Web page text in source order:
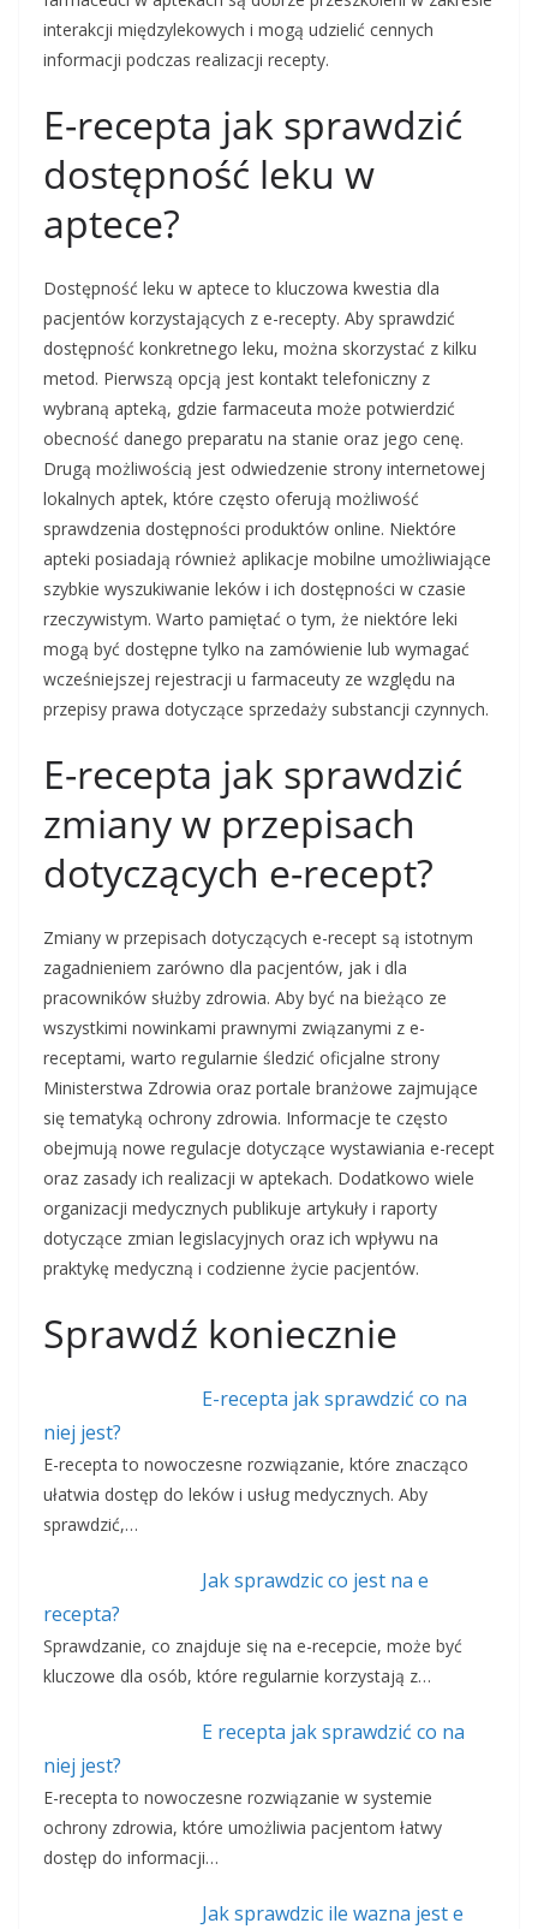
interakcji międzylekowych i mogą udzielić cennych
informacji podczas realizacji recepty.
E-recepta jak sprawdzić
dostępność leku w
aptece?
Dostępność leku w aptece to kluczowa kwestia dla
pacjentów korzystających z e-recepty. Aby sprawdzić
dostępność konkretnego leku, można skorzystać z kilku
metod. Pierwszą opcją jest kontakt telefoniczny z
wybraną apteką, gdzie farmaceuta może potwierdzić
obecność danego preparatu na stanie oraz jego cenę.
Drugą możliwością jest odwiedzenie strony internetowej
lokalnych aptek, które często oferują możliwość
sprawdzenia dostępności produktów online. Niektóre
apteki posiadają również aplikacje mobilne umożliwiające
szybkie wyszukiwanie leków i ich dostępności w czasie
rzeczywistym. Warto pamiętać o tym, że niektóre leki
mogą być dostępne tylko na zamówienie lub wymagać
wcześniejszej rejestracji u farmaceuty ze względu na
przepisy prawa dotyczące sprzedaży substancji czynnych.
E-recepta jak sprawdzić
zmiany w przepisach
dotyczących e-recept?
Zmiany w przepisach dotyczących e-recept są istotnym
zagadnieniem zarówno dla pacjentów, jak i dla
pracowników służby zdrowia. Aby być na bieżąco ze
wszystkimi nowinkami prawnymi związanymi z e-
receptami, warto regularnie śledzić oficjalne strony
Ministerstwa Zdrowia oraz portale branżowe zajmujące
się tematyką ochrony zdrowia. Informacje te często
obejmują nowe regulacje dotyczące wystawiania e-recept
oraz zasady ich realizacji w aptekach. Dodatkowo wiele
organizacji medycznych publikuje artykuły i raporty
dotyczące zmian legislacyjnych oraz ich wpływu na
praktykę medyczną i codzienne życie pacjentów.
Sprawdź koniecznie
E-recepta jak sprawdzić co na
niej jest?
E-recepta to nowoczesne rozwiązanie, które znacząco
ułatwia dostęp do leków i usług medycznych. Aby
sprawdzić,…
Jak sprawdzic co jest na e
recepta?
Sprawdzanie, co znajduje się na e-recepcie, może być
kluczowe dla osób, które regularnie korzystają z…
E recepta jak sprawdzić co na
niej jest?
E-recepta to nowoczesne rozwiązanie w systemie
ochrony zdrowia, które umożliwia pacjentom łatwy
dostęp do informacji…
Jak sprawdzic ile wazna jest e